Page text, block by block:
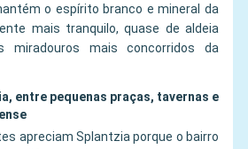
o espírito branco e mineral da
mais tranquilo, quase de aldeia
miradouros mais concorridos da
entre pequenas praças, tavernas e
apreciam Splantzia porque o bairro